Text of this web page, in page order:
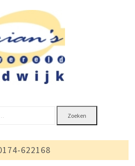
Zoeken
622168